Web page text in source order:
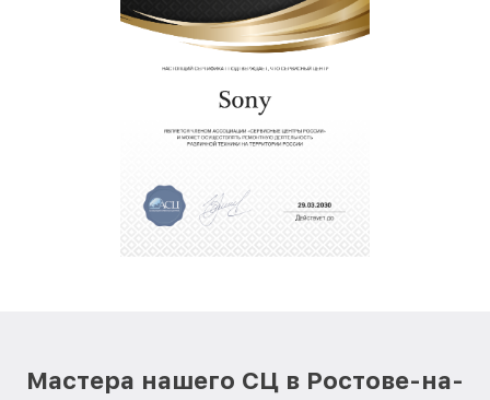
Мастера нашего СЦ в Ростове-на-